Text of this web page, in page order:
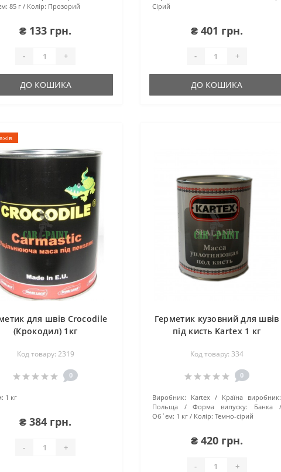
85 г Колір: Прозорий
₴ 133 грн.
- +
ДО КОШИКА
Сірий
₴ 401 грн.
- +
ДО КОШИКА
для швів Crocodile
(Крокодил) 1кг
Код товару: 2319
0
1 кг
₴ 384 грн.
- +
Герметик кузовний для швів
під кисть Kartex 1 кг
Код товару: 334
0
Виробник: Kartex
Країна виробник:
Польща
Форма випуску:
Банка
Об`єм: 1 кг Колір: Темно-сірий
₴ 420 грн.
- +